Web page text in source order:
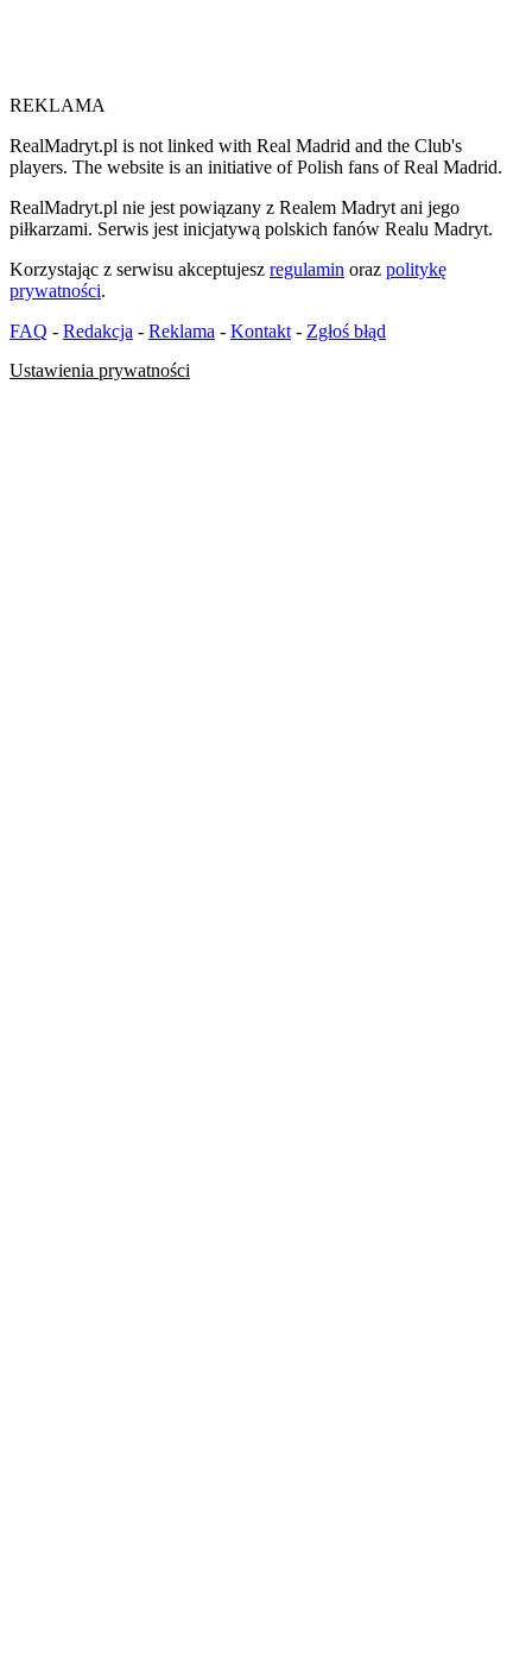
REKLAMA
RealMadryt.pl is not linked with Real Madrid and the Club's
players. The website is an initiative of Polish fans of Real Madrid.
RealMadryt.pl nie jest powiązany z Realem Madryt ani jego
piłkarzami. Serwis jest inicjatywą polskich fanów Realu Madryt.
Korzystając z serwisu akceptujesz regulamin oraz politykę
prywatności.
FAQ - Redakcja - Reklama - Kontakt - Zgłoś błąd
Ustawienia prywatności